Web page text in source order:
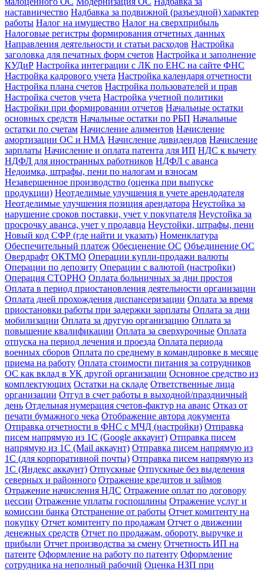
наставничество Надбавка за подвижной (разъездной) характер
работы Налог на имущество Налог на сверхприбыль
Налоговые регистры формирования отчетных данных
Направления деятельности и статьи расходов Настройка
заголовка для печатных форм счетов Настройка и заполнение
КУДиР Настройка интеграции с ЛК по ЕНС на сайте ФНС
Настройка кадрового учета Настройка календаря отчетности
Настройка плана счетов Настройка пользователей и прав
Настройка счетов учета Настройка учетной политики
Настройки при формировании отчетов Начальные остатки
основных средств Начальные остатки по РБП Начальные
остатки по счетам Начисление алиментов Начисление
амортизации ОС и НМА Начисление дивидендов Начисление
зарплаты Начисление и оплата патента для ИП НДС к вычету
НДФЛ для иностранных работников НДФЛ с аванса
Недоимка, штрафы, пени по налогам и взносам
Незавершенное производство (оценка при выпуске
продукции) Неотделимые улучшения в учете арендодателя
Неотделимые улучшения позиция арендатора Неустойка за
нарушение сроков поставки, учет у покупателя Неустойка за
просрочку аванса, учет у продавца Неустойки, штрафы, пени
Новый код СФР (где найти и указать) Номенклатура
Обеспечительный платеж Обесценение ОС Объединение ОС
Овердрафт ОКТМО Операции купли-продажи валюты
Операции по депозиту Операции с валютой (настройки)
Операция СТОРНО Оплата больничных за дни простоя
Оплата в период приостановления деятельности организации
Оплата дней прохождения диспансеризации Оплата за время
приостановки работы при задержки зарплаты Оплата за дни
мобилизации Оплата за другую организацию Оплата за
повышение квалификации Оплата за сверхурочные Оплата
отпуска на период лечения и проезда Оплата периода
военных сборов Оплата по среднему в командировке в месяце
приема на работу Оплата стоимости питания за сотрудников
ОС как вклад в УК другой организации Основное средство из
комплектующих Остатки на складе Ответственные лица
организации Отгул в счет работы в выходной/праздничный
день Отдельная нумерация счетов-фактур на аванс Отказ от
печати бумажного чека Отображение автора документа
Отправка отчетности в ФНС с МЧД (настройки) Отправка
писем напрямую из 1С (Google аккаунт) Отправка писем
напрямую из 1С (Mail аккаунт) Отправка писем напрямую из
1С (для корпоративной почты) Отправка писем напрямую из
1С (Яндекс аккаунт) Отпускные Отпускные без выделения
северных и районного Отражение кредитов и займов
Отражение начисления НДС Отражение оплат по договору
цессии Отражение уплаты госпошлины Отражение услуг и
комиссии банка Отстранение от работы Отчет комитенту на
покупку Отчет комитенту по продажам Отчет о движении
денежных средств Отчет по продажам, обороту, выручке и
прибыли Отчет производства за смену Отчетность ИП на
патенте Оформление на работу по патенту Оформление
сотрудника на неполный рабочий Оценка НЗП при